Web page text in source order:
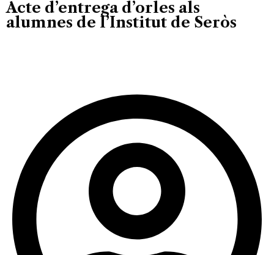
Acte d’entrega d’orles als
alumnes de l’Institut de Seròs